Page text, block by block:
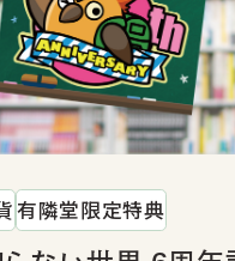
有隣堂限定特典